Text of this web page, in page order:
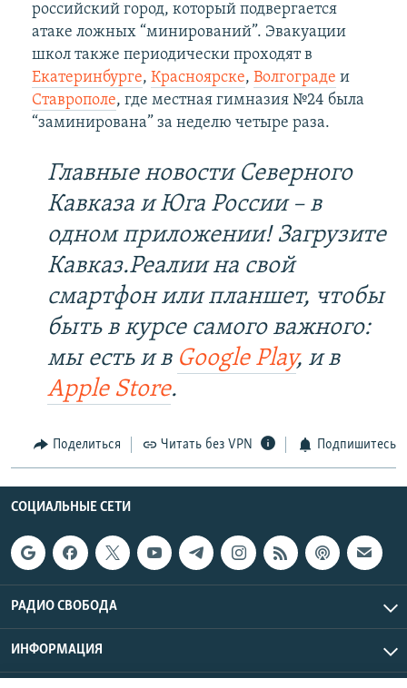
российский город, который подвергается
атаке ложных “минирований”. Эвакуации
школ также периодически проходят в
Екатеринбурге, Красноярске, Волгограде и
Ставрополе, где местная гимназия №24 была
“заминирована” за неделю четыре раза.
Главные новости Северного
Кавказа и Юга России – в
одном приложении! Загрузите
Кавказ.Реалии на свой
смартфон или планшет, чтобы
быть в курсе самого важного:
мы есть и в Google Play, и в
Apple Store.
Поделиться Читать без VPN Подпишитесь
СОЦИАЛЬНЫЕ СЕТИ
РАДИО СВОБОДА
ИНФОРМАЦИЯ